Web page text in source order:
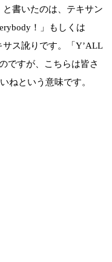
書いたのは、テキサン
！」もしくは
サス訛りです。「Y’ALL
ですが、こちらは皆さ
ねという意味です。